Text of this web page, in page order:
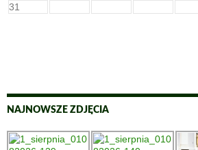
31
NAJNOWSZE ZDJĘCIA